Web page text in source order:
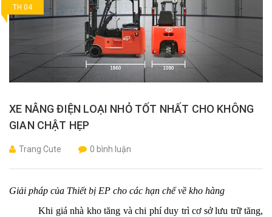
TH 04
XE NÂNG ĐIỆN LOẠI NHỎ TỐT NHẤT CHO KHÔNG
GIAN CHẬT HẸP
Trang Cute 0 bình luận
Giải pháp của Thiết bị EP cho các hạn chế về kho hàng
Khi giá nhà kho tăng và chi phí duy trì cơ sở lưu trữ tăng,